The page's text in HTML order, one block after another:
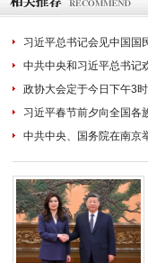
习近平总书记会见中国国
中共中央和习近平总书记
政协大会定于今日下午3
习近平春节前夕向全国各
中共中央、国务院在南京